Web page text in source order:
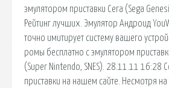
эмулятором приставки Сега (Sega
Рейтинг лучших. Эмулятор Андроид
точно имитирует систему вашего
ромы бесплатно с эмулятором
(Super Nintendo, SNES). 28.11.11 16:28
приставки на нашем сайте. Несмотря на